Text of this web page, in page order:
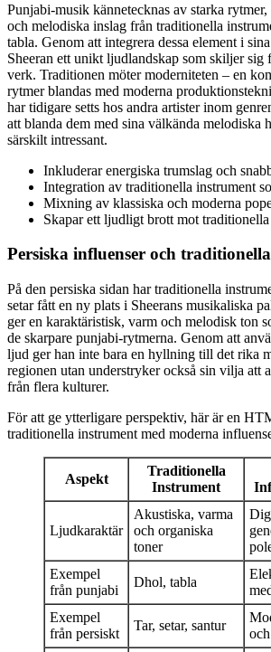
Punjabi-musik kännetecknas av starka
och melodiska inslag från traditionella
tabla. Genom att integrera dessa element i
Sheeran ett unikt ljudlandskap som skiljer sig
verk. Traditionen möter moderniteten – en
rytmer blandas med moderna
har tidigare setts hos andra artister inom
att blanda dem med sina välkända melodiska
särskilt intressant.
Inkluderar energiska trumslag och
Integration av traditionella instrument
Mixning av klassiska och moderna
Skapar ett ljudligt brott mot
Persiska influenser och
På den persiska sidan har traditionella
setar fått en ny plats i Sheerans musikaliska
ger en karaktäristisk, varm och melodisk ton
de skarpare punjabi-rytmerna. Genom att
ljud ger han inte bara en hyllning till det rika
regionen utan understryker också sin vilja att
från flera kulturer.
För att ge ytterligare perspektiv, här är en
traditionella instrument med moderna
Aspekt
Traditionella
Instrument
Ljudkaraktär
Akustiska, varma
och organiska
toner
Exempel
från punjabi
Dhol, tabla
Exempel
från persiskt
Tar, setar, santur